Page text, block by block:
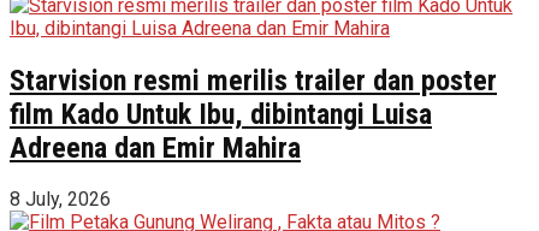
Starvision resmi merilis trailer dan poster
film Kado Untuk Ibu, dibintangi Luisa
Adreena dan Emir Mahira
8 July, 2026